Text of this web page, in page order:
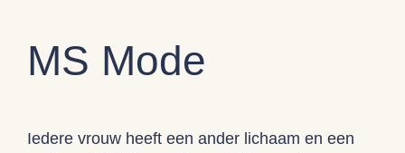
MS Mode
Iedere vrouw heeft een ander lichaam en een